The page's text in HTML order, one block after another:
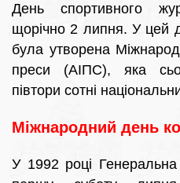
День спортивного
щорічно 2 липня. У цей
була утворена
преси (АІПС), яка
півтори сотні
Міжнародний день
У 1992 році